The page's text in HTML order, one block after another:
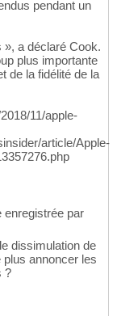
pendant un
», a déclaré Cook.
plus importante
de la fidélité de la
11/apple-
article/Apple-
enregistrée par
dissimulation de
annoncer les
?